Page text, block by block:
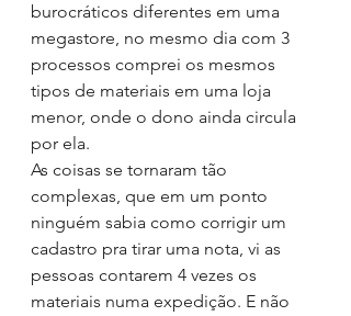
burocráticos diferentes em uma
megastore, no mesmo dia com 3
processos comprei os mesmos
tipos de materiais em uma loja
menor, onde o dono ainda circula
por ela.
As coisas se tornaram tão
complexas, que em um ponto
ninguém sabia como corrigir um
cadastro pra tirar uma nota, vi as
pessoas contarem 4 vezes os
materiais numa expedição. E não